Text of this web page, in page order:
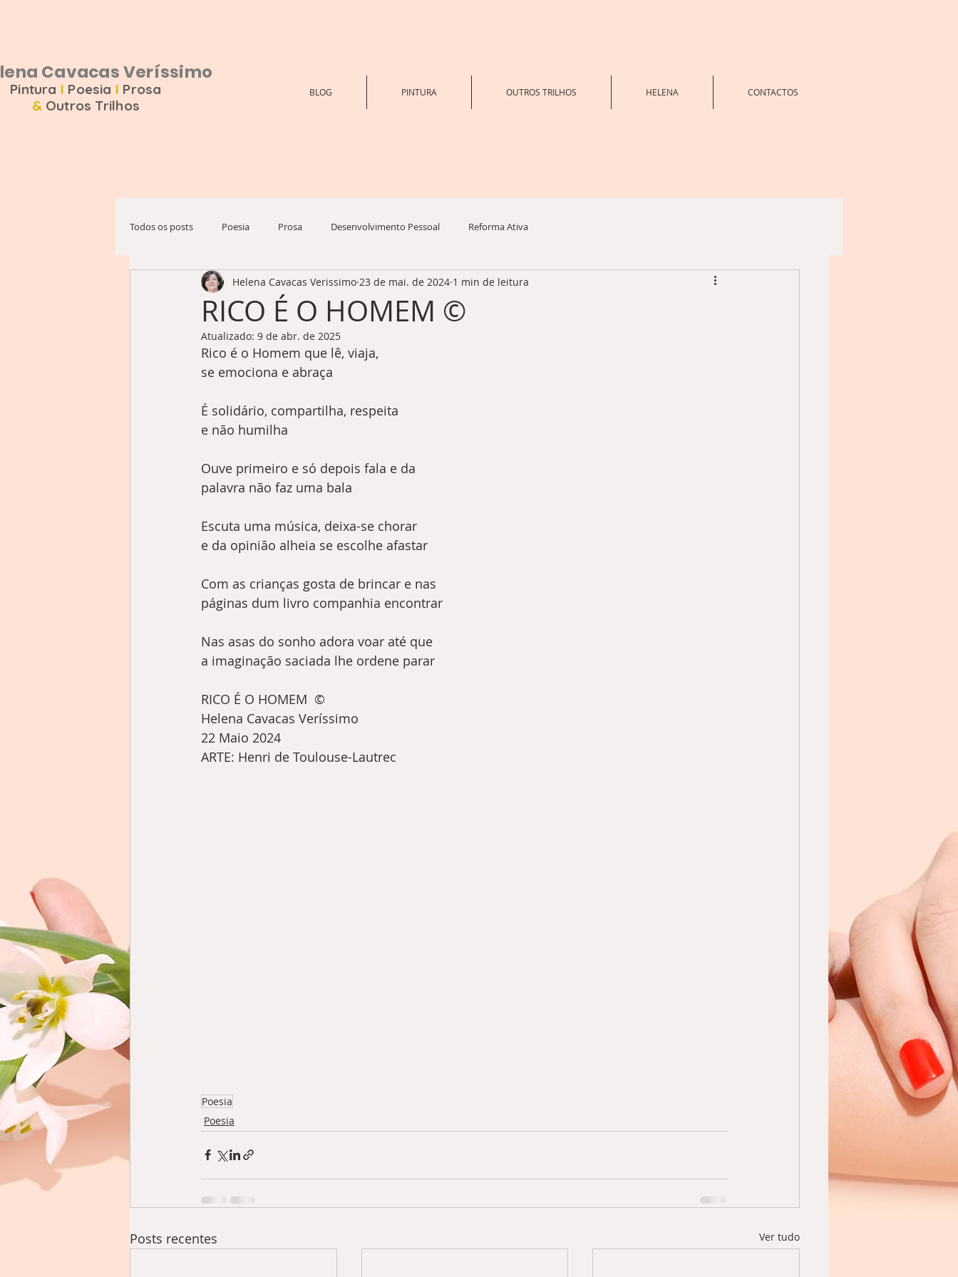
Cavacas Veríssimo
Pintura I Poesia I Prosa
& Outros Trilhos
BLOG PINTURA OUTROS TRILHOS HELENA CONTACTOS
Todos os posts Poesia Prosa Desenvolvimento Pessoal Reforma Ativa
RICO É O HOMEM ©
Helena Cavacas Verissimo 23 de mai. de 2024 1 min de leitura
Atualizado: 9 de abr. de 2025
Rico é o Homem que lê, viaja,
se emociona e abraça
É solidário, compartilha, respeita
e não humilha
Ouve primeiro e só depois fala e da
palavra não faz uma bala
Escuta uma música, deixa-se chorar
e da opinião alheia se escolhe afastar
Com as crianças gosta de brincar e nas
páginas dum livro companhia encontrar
Nas asas do sonho adora voar até que
a imaginação saciada lhe ordene parar
RICO É O HOMEM  ©
Helena Cavacas Veríssimo
22 Maio 2024
ARTE: Henri de Toulouse-Lautrec
Poesia
Poesia
Posts recentes Ver tudo